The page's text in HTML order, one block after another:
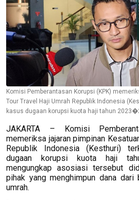
Komisi Pemberantasan Korupsi (KPK)
Tour Travel Haji Umrah Republik Indonesia
kasus dugaan korupsi kuota haji tahun
JAKARTA – Komisi
memeriksa jajaran pimpinan
Republik Indonesia (Kesthuri)
dugaan korupsi kuota haji
mengungkap asosiasi tersebut
pihak yang menghimpun dana dari
umrah.